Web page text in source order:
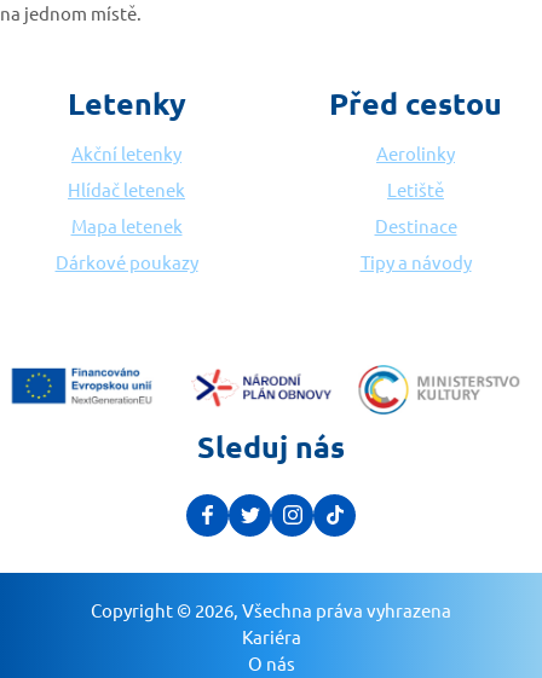
na jednom místě.
Letenky
Akční letenky
Hlídač letenek
Mapa letenek
Dárkové poukazy
Před cestou
Aerolinky
Letiště
Destinace
Tipy a návody
Sleduj nás
Copyright © 2026, Všechna práva vyhrazena
Kariéra
O nás